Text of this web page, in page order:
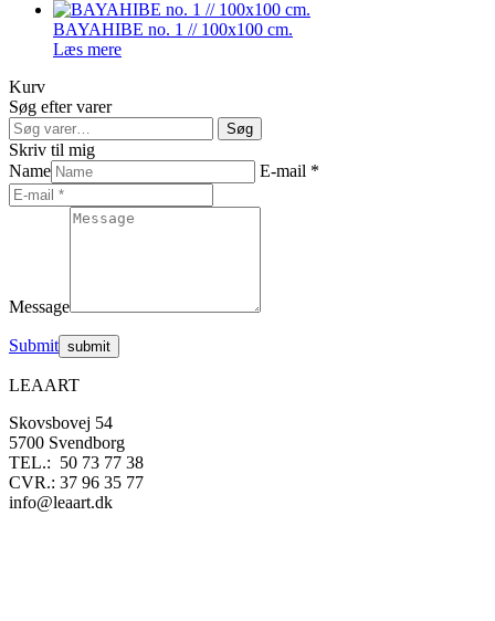
BAYAHIBE no. 1 // 100x100 cm.
Læs mere
Kurv
Søg efter varer
Søg
efter:
Søg
Skriv til mig
Name
E-mail *
Message
Submit
LEAART
Skovsbovej 54
5700 Svendborg
TEL.: 50 73 77 38
CVR.: 37 96 35 77
info@leaart.dk